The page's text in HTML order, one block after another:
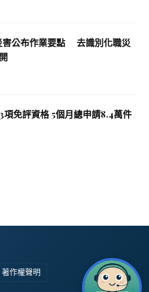
害公布作業要點 去識別化職災
項免評資格 5個月總申請8.4萬件
著作權聲明